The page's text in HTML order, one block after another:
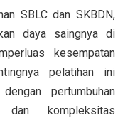
SBLC dan SKBDN,
daya saingnya di
kesempatan
pelatihan ini
pertumbuhan
dan kompleksitas